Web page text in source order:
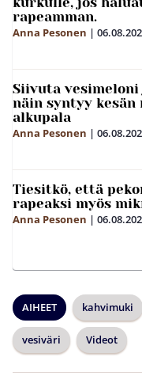
rapeamman.
Anna Pesonen |
Siivuta
näin syntyy
alkupala
Anna Pesonen |
Tiesitkö, että
rapeaksi myös
Anna Pesonen |
AIHEET kahvimuki
vesiväri Videot